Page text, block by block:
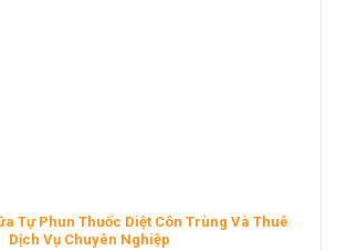
Tự Phun Thuốc Diệt Côn Trùng Và Thuê
Dịch Vụ Chuyên Nghiệp